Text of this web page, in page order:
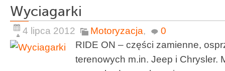
Wyciagarki
4 lipca 2012 Motoryzacja,
0
RIDE ON – części zamienne,
terenowych m.in. Jeep i Chrysler.